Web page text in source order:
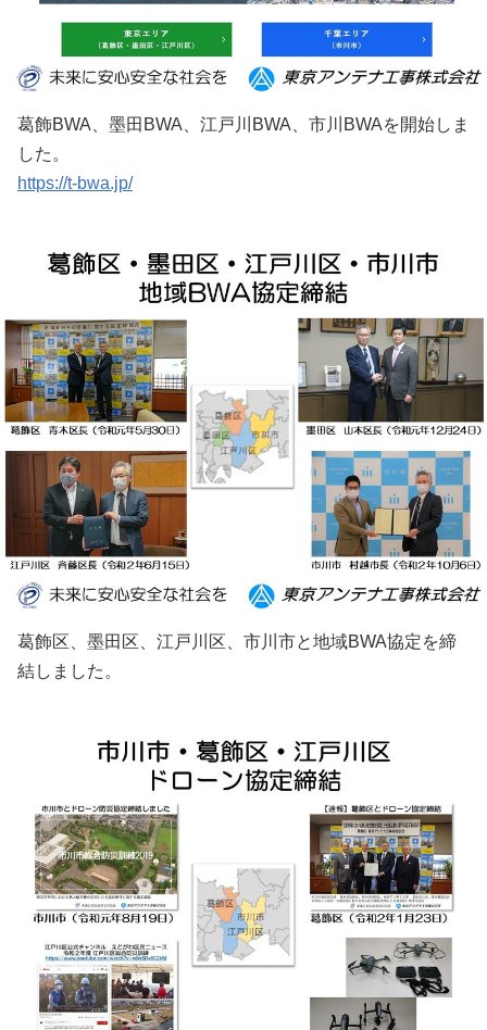
葛飾BWA、墨田BWA、江戸川BWA、市川BWAを開始しま
した。
https://t-bwa.jp/
葛飾区、墨田区、江戸川区、市川市と地域BWA協定を締
結しました。